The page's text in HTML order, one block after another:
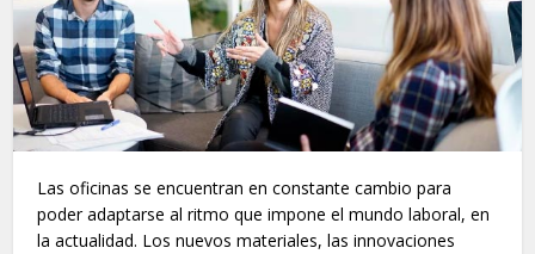
Las oficinas se encuentran en constante cambio para
poder adaptarse al ritmo que impone el mundo laboral, en
la actualidad. Los nuevos materiales, las innovaciones